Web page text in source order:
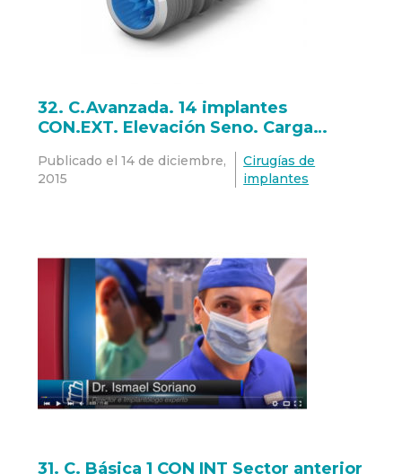
32. C.Avanzada. 14 implantes
CON.EXT. Elevación Seno. Carga
Publicado el 14 de diciembre,
2015
Cirugías de
implantes
31. C. Básica 1 CON INT Sector anterior